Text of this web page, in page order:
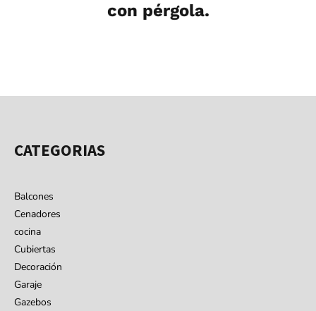
con pérgola.
CATEGORIAS
Balcones
Cenadores
cocina
Cubiertas
Decoración
Garaje
Gazebos